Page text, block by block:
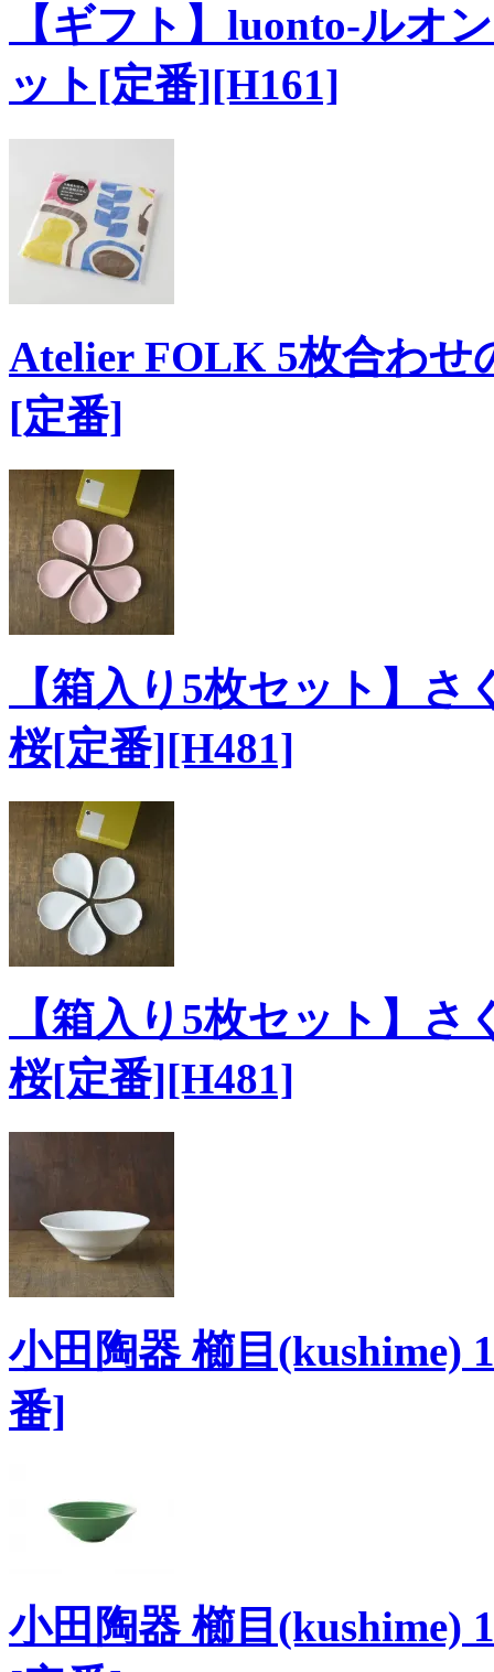
【ギフト】luonto-ルオ
ット[定番][H161]
Atelier FOLK 5枚合わせ
[定番]
【箱入り5枚セット】
桜[定番][H481]
【箱入り5枚セット】
桜[定番][H481]
小田陶器 櫛目(kushime)
番]
小田陶器 櫛目(kushime)